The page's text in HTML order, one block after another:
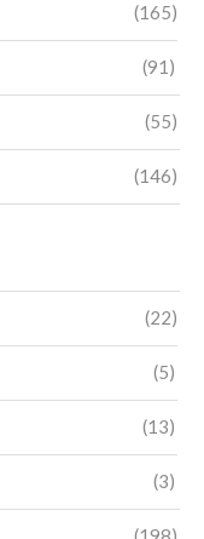
(165)
(91)
(55)
(146)
(22)
(5)
(13)
(3)